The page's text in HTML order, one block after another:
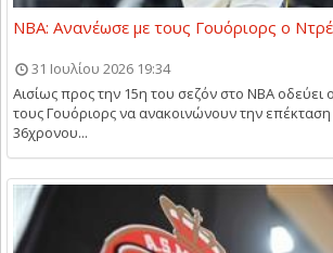
NBA: Ανανέωσε με τους Γουόριορς ο
31 Ιουλίου 2026 19:34
Αισίως προς την 15η του σεζόν στο NBA οδεύει
τους Γουόριορς να ανακοινώνουν την
36χρονου...